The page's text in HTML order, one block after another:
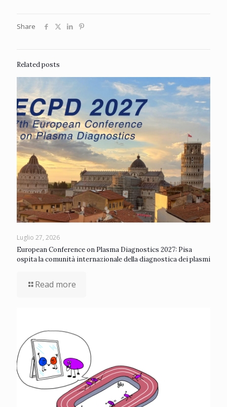
Share
Related posts
Luglio 27, 2026
European Conference on Plasma Diagnostics 2027: Pisa
ospita la comunità internazionale della diagnostica dei plasmi
Read more